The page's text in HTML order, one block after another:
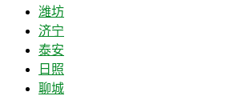
潍坊
济宁
泰安
日照
聊城